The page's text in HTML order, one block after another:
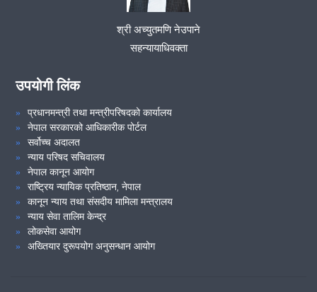
श्री अच्युतमणि नेउपाने
सहन्यायाधिवक्ता
उपयोगी लिंक
प्रधानमन्त्री तथा मन्त्रीपरिषदको कार्यालय
नेपाल सरकारको आधिकारीक पोर्टल
सर्वोच्च अदालत
न्याय परिषद सचिवालय
नेपाल कानून आयोग
राष्ट्रिय न्यायिक प्रतिष्ठान, नेपाल
कानून न्याय तथा संसदीय मामिला मन्त्रालय
न्याय सेवा तालिम केन्द्र
लोकसेवा आयोग
अख्तियार दुरूपयोग अनुसन्धान आयोग